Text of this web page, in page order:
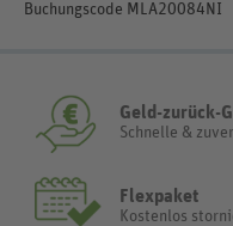
Buchungscode MLA20084NI
Geld-zurück-
Schnelle &
Flexpaket
Kostenlos